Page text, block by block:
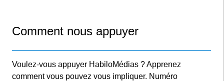
Comment nous appuyer
Voulez-vous appuyer HabiloMédias ? Apprenez
comment vous pouvez vous impliquer. Numéro